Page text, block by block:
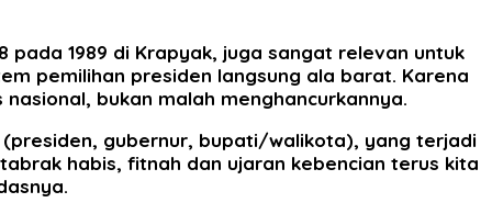
pada 1989 di Krapyak, juga sangat relevan untuk
pemilihan presiden langsung ala barat. Karena
bukan malah menghancurkannya.
gubernur, bupati/walikota), yang terjadi
habis, fitnah dan ujaran kebencian terus kita